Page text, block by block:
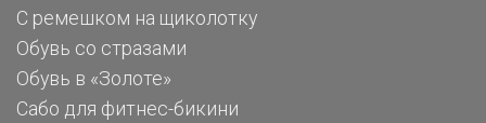
С ремешком на щиколотку
Обувь со стразами
Обувь в «Золоте»
Сабо для фитнес-бикини